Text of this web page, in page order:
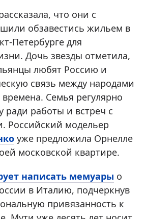
что они с
обзавестись жильем в
Петербурге для
Дочь звезды отметила,
любят Россию и
связь между народами
Семья регулярно
ради работы и встреч с
Российский модельер
уже предложила Орнелле
московской квартире.
написать мемуары о
в Италию, подчеркнув
привязанность к